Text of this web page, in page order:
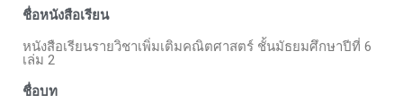
ชื่อหนังสือเรียน
หนังสือเรียนรายวิชาเพิ่มเติมคณิตศาสตร์ ชั้นมัธยมศึกษาปีที่ 6
เล่ม 2
ชื่อบท